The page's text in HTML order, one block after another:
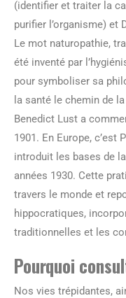
(identifier et traiter la
purifier l’organisme) et
Le mot naturopathie,
été inventé par
pour symboliser sa
la santé le chemin de
Benedict Lust a
1901. En Europe, c’est
introduit les bases de
années 1930. Cette
travers le monde et
hippocratiques,
traditionnelles et les
Pourquoi
Nos vies trépidantes,